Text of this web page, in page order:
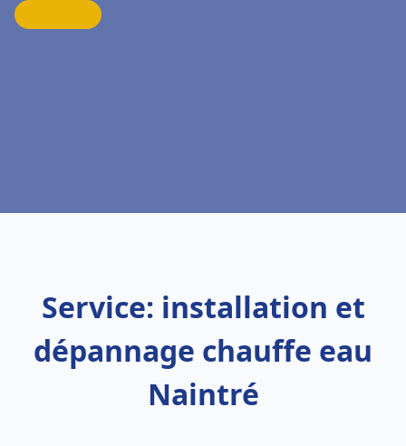
Service: installation et
dépannage chauffe eau
Naintré